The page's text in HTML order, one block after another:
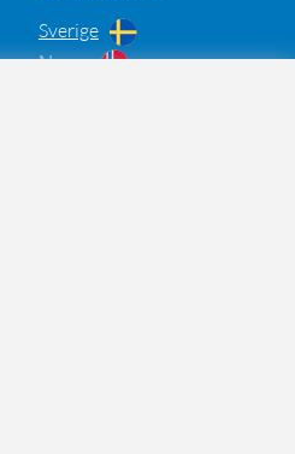
Sverige
Norge